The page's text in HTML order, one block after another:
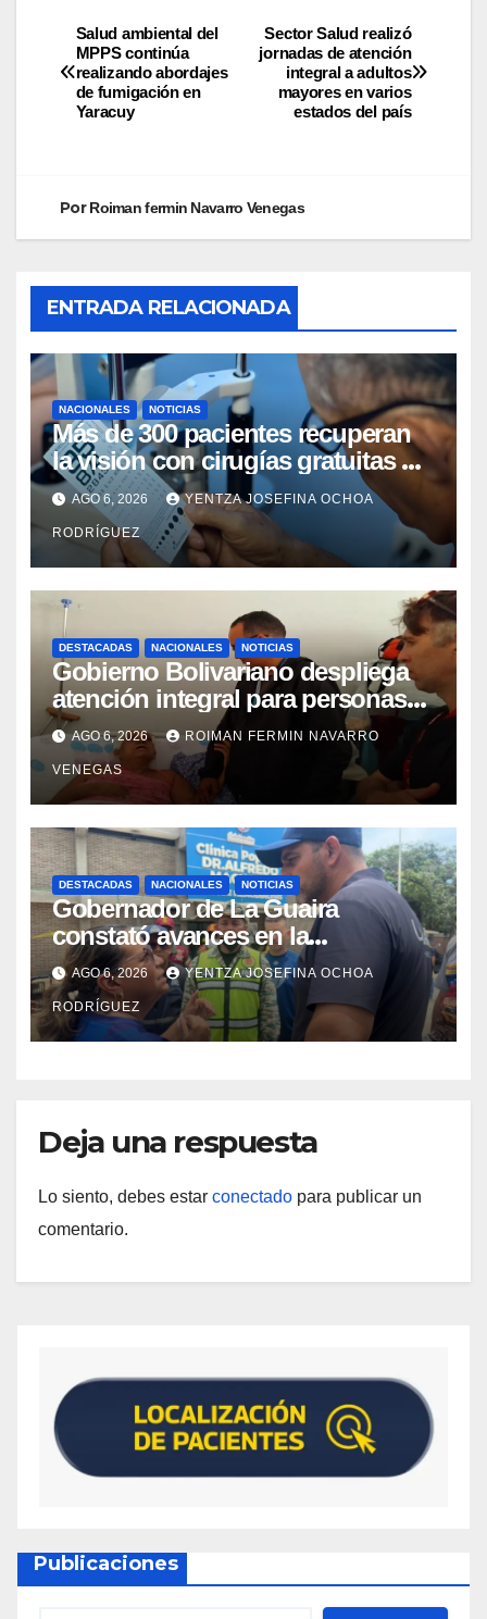
Sector Salud realizó
jornadas de atención
integral a adultos
mayores en varios
estados del país
Salud ambiental del
MPPS continúa
realizando abordajes
de fumigación en
Yaracuy
PorRoiman fermin Navarro Venegas
ENTRADA RELACIONADA
NACIONALES NOTICIAS
Más de 300 pacientes recuperan
la visión con cirugías gratuitas de
cataratas en Zulia
AGO 6, 2026 YENTZA JOSEFINA OCHOA
RODRÍGUEZ
DESTACADAS NACIONALES NOTICIAS
Gobierno Bolivariano despliega
atención integral para personas
con discapacidad en
campamentos de La Guaira
AGO 6, 2026 ROIMAN FERMIN NAVARRO
VENEGAS
DESTACADAS NACIONALES NOTICIAS
Gobernador de La Guaira
constató avances en la
rehabilitación del Hospitalito de
Catia la Mar
AGO 6, 2026 YENTZA JOSEFINA OCHOA
RODRÍGUEZ
Deja una respuesta
Lo siento, debes estar conectado para publicar un
comentario.
Publicaciones